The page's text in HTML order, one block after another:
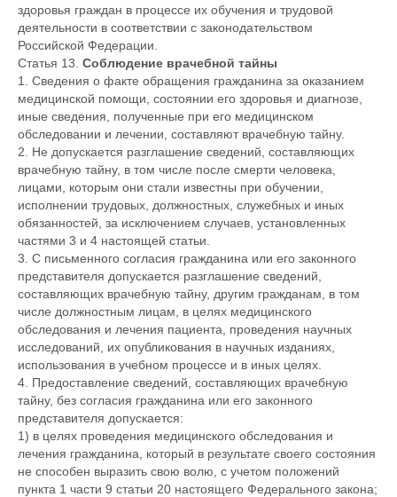
здоровья граждан в процессе их обучения и трудовой
деятельности в соответствии с законодательством
Российской Федерации.
Статья 13. Соблюдение врачебной тайны
1. Сведения о факте обращения гражданина за оказанием
медицинской помощи, состоянии его здоровья и диагнозе,
иные сведения, полученные при его медицинском
обследовании и лечении, составляют врачебную тайну.
2. Не допускается разглашение сведений, составляющих
врачебную тайну, в том числе после смерти человека,
лицами, которым они стали известны при обучении,
исполнении трудовых, должностных, служебных и иных
обязанностей, за исключением случаев, установленных
частями 3 и 4 настоящей статьи.
3. С письменного согласия гражданина или его законного
представителя допускается разглашение сведений,
составляющих врачебную тайну, другим гражданам, в том
числе должностным лицам, в целях медицинского
обследования и лечения пациента, проведения научных
исследований, их опубликования в научных изданиях,
использования в учебном процессе и в иных целях.
4. Предоставление сведений, составляющих врачебную
тайну, без согласия гражданина или его законного
представителя допускается:
1) в целях проведения медицинского обследования и
лечения гражданина, который в результате своего состояния
не способен выразить свою волю, с учетом положений
пункта 1 части 9 статьи 20 настоящего Федерального закона;